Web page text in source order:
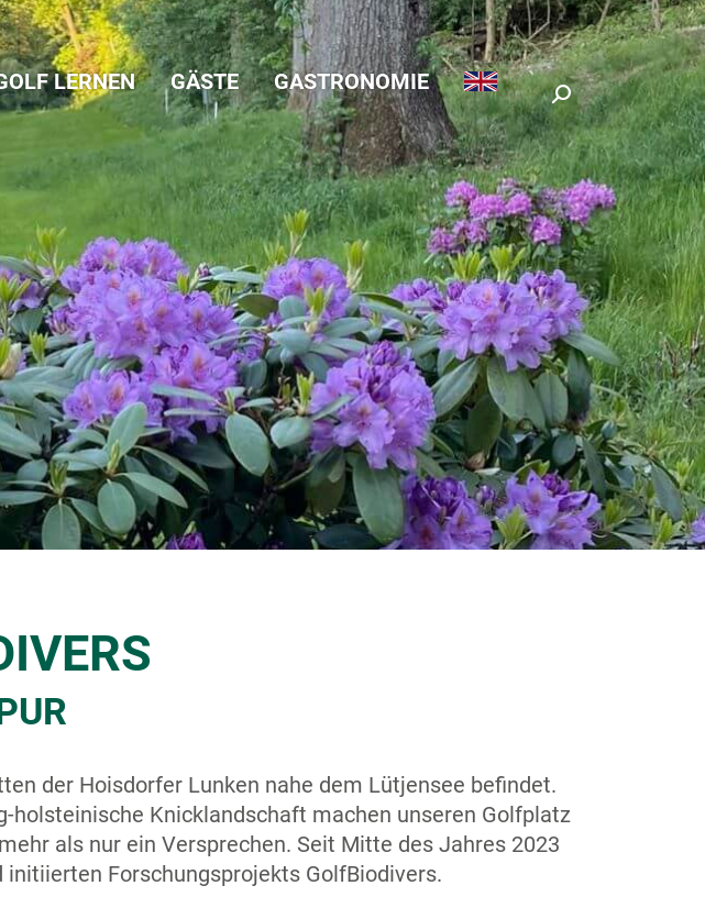
LERNEN GÄSTE GASTRONOMIE
Search:
der Hoisdorfer Lunken nahe dem Lütjensee befindet.
holsteinische Knicklandschaft machen unseren Golfplatz
als nur ein Versprechen. Seit Mitte des Jahres 2023
Forschungsprojekts GolfBiodivers.